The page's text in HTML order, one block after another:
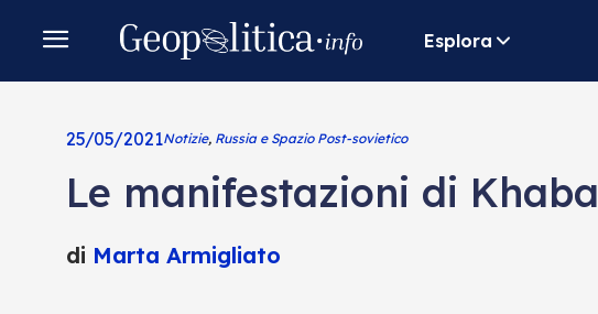
Esplora
25/05/2021Notizie, Russia e Spazio Post-sovietico
Le manifestazioni di
di Marta Armigliato